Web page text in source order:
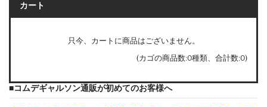
カート
只今、カートに商品はございません。
(カゴの商品数:0種類、合計数:0)
■コムデギャルソン通販が初めてのお客様へ